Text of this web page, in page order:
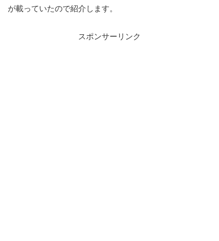
が載っていたので紹介します。
スポンサーリンク